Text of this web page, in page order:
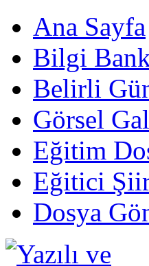
Ana Sayfa
Bilgi
Belirli
Görsel
Eğitim
Eğitici
Dosya